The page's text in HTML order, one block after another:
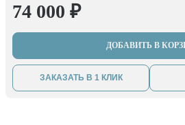
74 000 ₽
ДОБАВИТЬ В
ЗАКАЗАТЬ В 1 КЛИК